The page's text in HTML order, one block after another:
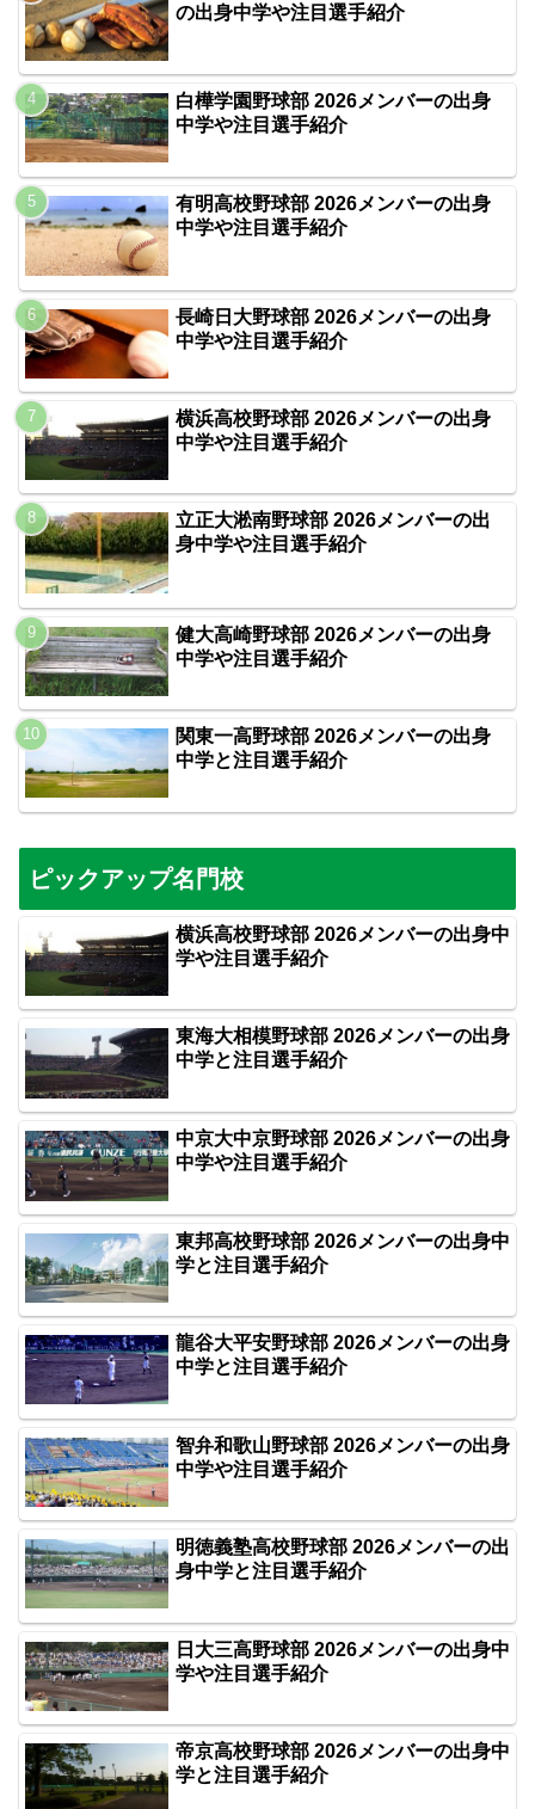
の出身中学や注目選手紹介
白樺学園野球部 2026メンバーの出身
中学や注目選手紹介
有明高校野球部 2026メンバーの出身
中学や注目選手紹介
長崎日大野球部 2026メンバーの出身
中学や注目選手紹介
横浜高校野球部 2026メンバーの出身
中学や注目選手紹介
立正大淞南野球部 2026メンバーの出
身中学や注目選手紹介
健大高崎野球部 2026メンバーの出身
中学や注目選手紹介
関東一高野球部 2026メンバーの出身
中学と注目選手紹介
ピックアップ名門校
横浜高校野球部 2026メンバーの出身中
学や注目選手紹介
東海大相模野球部 2026メンバーの出身
中学と注目選手紹介
中京大中京野球部 2026メンバーの出身
中学や注目選手紹介
東邦高校野球部 2026メンバーの出身中
学と注目選手紹介
龍谷大平安野球部 2026メンバーの出身
中学と注目選手紹介
智弁和歌山野球部 2026メンバーの出身
中学や注目選手紹介
明徳義塾高校野球部 2026メンバーの出
身中学と注目選手紹介
日大三高野球部 2026メンバーの出身中
学や注目選手紹介
帝京高校野球部 2026メンバーの出身中
学と注目選手紹介